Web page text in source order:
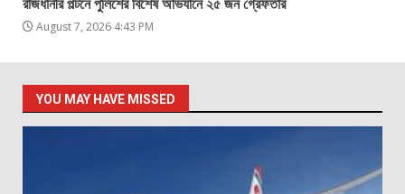
রাজধানীর পল্টনে পুলিশের বিশেষ অভিযানে ২৫ জন গ্রেফতার
August 7, 2026 4:43 PM
YOU MAY HAVE MISSED